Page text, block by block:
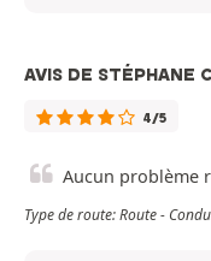
AVIS DE STÉPHANE C
4/5
Aucun problème
Type de route: Route -